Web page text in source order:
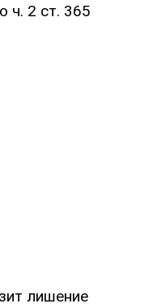
ч. 2 ст. 365
лишение